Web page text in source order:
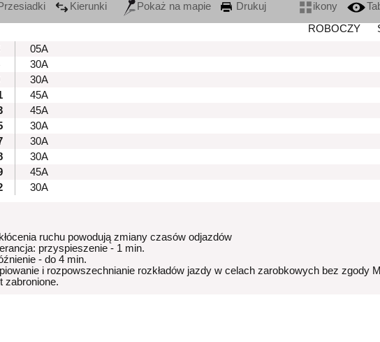
Kierunki Pokaż na mapie Drukuj ikony
ROBOCZY
05A
30A
30A
45A
45A
30A
30A
30A
45A
30A
ruchu powodują zmiany czasów odjazdów
przyspieszenie - 1 min.
- do 4 min.
i rozpowszechnianie rozkładów jazdy w celach zarobkowych bez zgody
zabronione.